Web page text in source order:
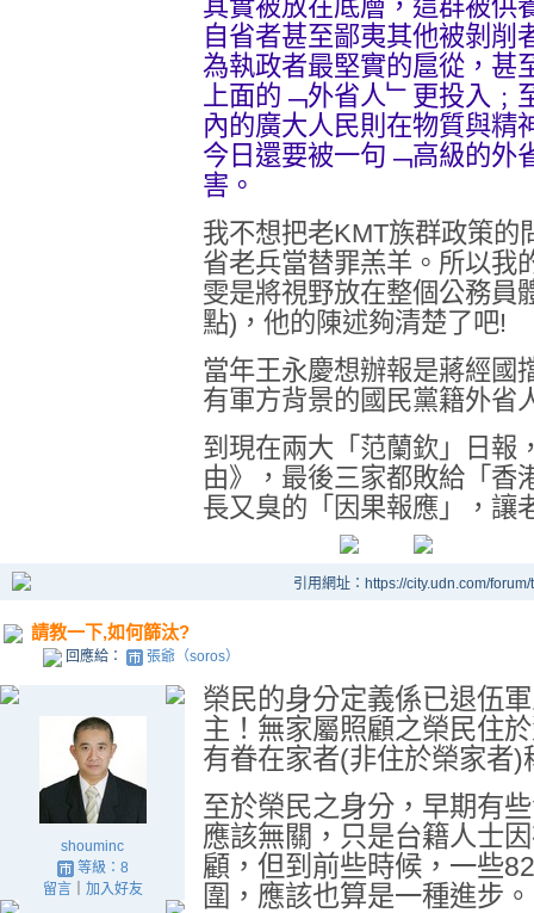
其實被放在底層，這群被供
自省者甚至鄙夷其他被剝削
為執政者最堅實的扈從，甚
上面的﹁外省人﹂更投入﹔
內的廣大人民則在物質與精
今日還要被一句﹁高級的外
害。
我不想把老KMT族群政策的
省老兵當替罪羔羊。所以我
雯是將視野放在整個公務員
點)，他的陳述夠清楚了吧!
當年王永慶想辦報是蔣經國
有軍方背景的國民黨籍外省
到現在兩大「范蘭欽」日報
由》，最後三家都敗給「香
長又臭的「因果報應」，讓
引用網址：https://city.udn.com/
請教一下,如何篩汰?
回應給： 張爺（soros）
shouminc
等級：8
留言｜ 加入好友
榮民的身分定義係已退伍
主！無家屬照顧之榮民住
有眷在家者(非住於榮家者)
至於榮民之身分，早期有
應該無關，只是台籍人士
顧，但到前些時候，一些
圍，應該也算是一種進步。